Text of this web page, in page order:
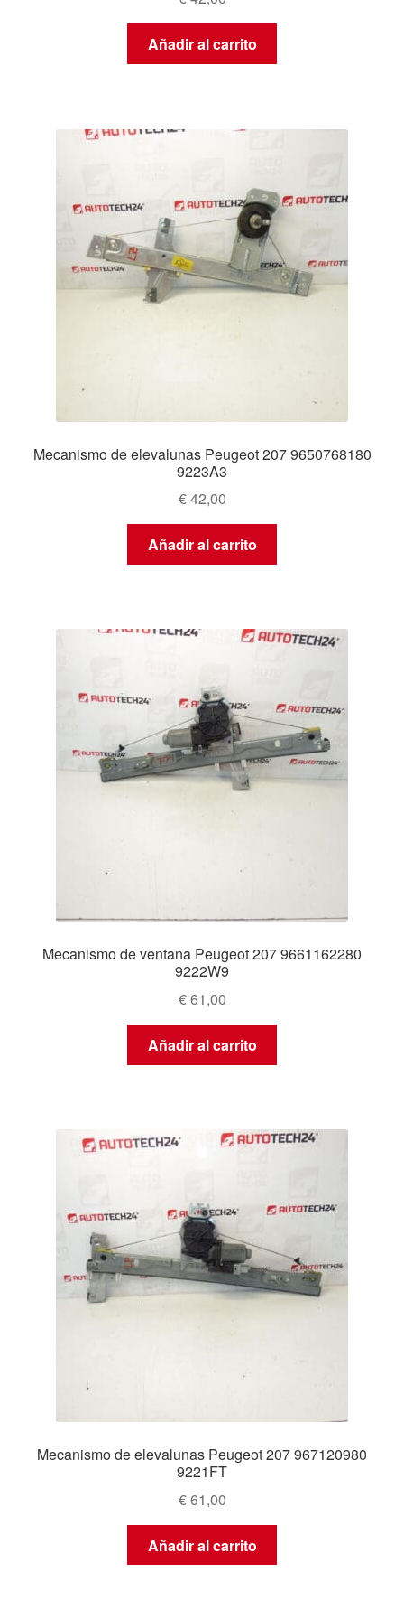
Añadir al carrito
Mecanismo de elevalunas Peugeot 207 9650768180
9223A3
€42,00
Añadir al carrito
Mecanismo de ventana Peugeot 207 9661162280
9222W9
€61,00
Añadir al carrito
Mecanismo de elevalunas Peugeot 207 967120980
9221FT
€61,00
Añadir al carrito